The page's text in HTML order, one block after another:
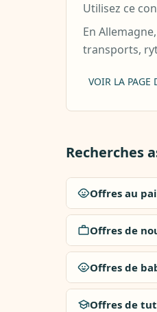
Utilisez ce
En
transports,
VOIR LA PAGE
Recherches
Offres au
Offres de
Offres de
Offres de